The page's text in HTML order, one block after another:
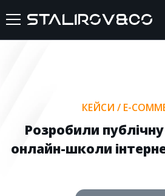
ПОСЛУГИ
КЕЙСИ / E-
Розробили
онлайн-школи